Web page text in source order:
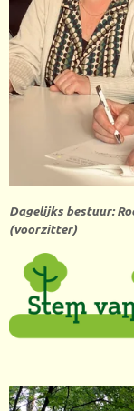
Dagelijks bestuur:
(voorzitter)